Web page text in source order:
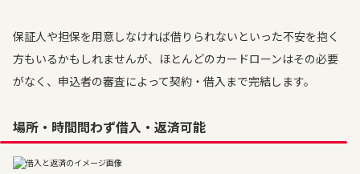
保証人や担保を用意しなければ借りられないといった不安を抱く
方もいるかもしれませんが、ほとんどのカードローンはその必要
がなく、申込者の審査によって契約・借入まで完結します。
場所・時間問わず借入・返済可能